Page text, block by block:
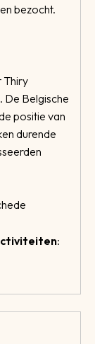
bezocht.
Thiry
Belgische
positie van
durende
: